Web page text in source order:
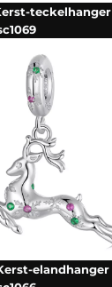
teckelhanger
elandhanger